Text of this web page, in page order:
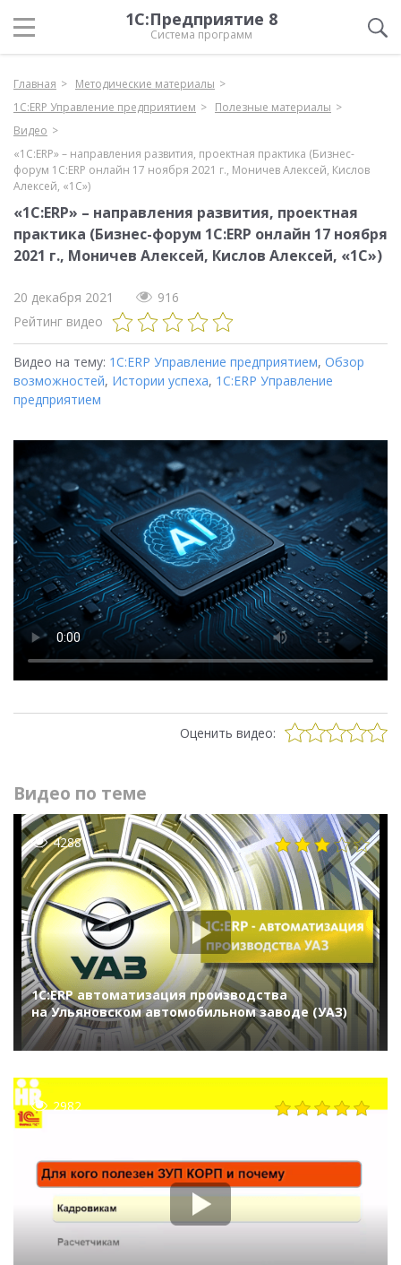
1С:Предприятие 8
Система программ
Главная
Методические материалы
1С:ERP Управление предприятием
Полезные материалы
Видео
«1С:ERP» – направления развития, проектная практика (Бизнес-
форум 1С:ERP онлайн 17 ноября 2021 г., Моничев Алексей, Кислов
Алексей, «1С»)
«1С:ERP» – направления развития, проектная
практика (Бизнес-форум 1С:ERP онлайн 17 ноября
2021 г., Моничев Алексей, Кислов Алексей, «1С»)
20 декабря 2021
916
Рейтинг видео
Видео на тему: 1С:ERP Управление предприятием, Обзор
возможностей, Истории успеха, 1С:ERP Управление
предприятием
Оценить видео:
Видео по теме
4288
1С:ERP автоматизация производства
на Ульяновском автомобильном заводе (УАЗ)
2982